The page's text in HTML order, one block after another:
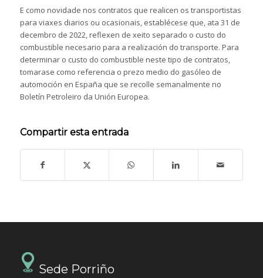
E como novidade nos contratos que realicen os transportistas
para viaxes diarios ou ocasionais, establécese que, ata 31 de
decembro de 2022, reflexen de xeito separado o custo do
combustible necesario para a realización do transporte. Para
determinar o custo do combustible neste tipo de contratos,
tomarase como referencia o prezo medio do gasóleo de
automoción en España que se recolle semanalmente no
Boletín Petroleiro da Unión Europea.
Compartir esta entrada
Sede Porriño